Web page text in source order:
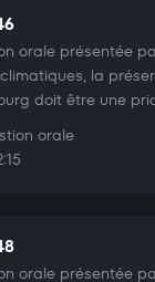
orale présentée
la
doit être une
orale
orale présentée